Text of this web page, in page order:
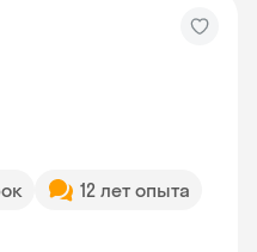
12 лет опыта